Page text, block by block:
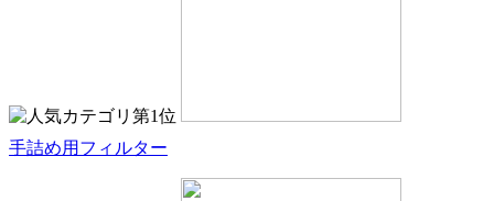
手詰め用フィルター